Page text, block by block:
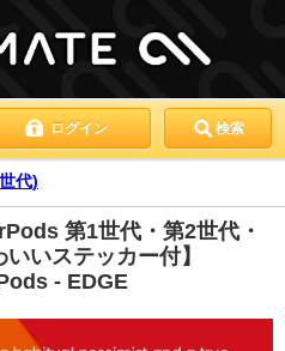
ログイン 検索
代)
第1世代・第2世代・
いステッカー付】
- EDGE